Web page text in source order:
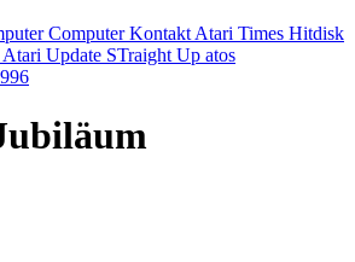
Computer Kontakt Atari Times Hitdisk
Atari Update STraight Up atos